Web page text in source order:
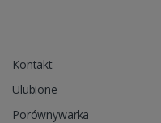
Kontakt
Ulubione
Porównywarka